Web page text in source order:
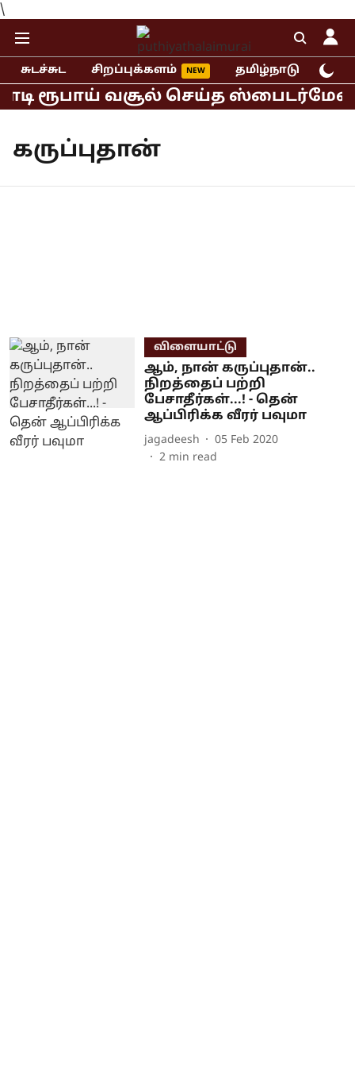
\
சுடச்சுட சிறப்புக்களம் தமிழ்நாடு
ரூபாய் வசூல் செய்த ஸ்பைடர்மேன்
கருப்புதான்
விளையாட்டு
ஆம், நான் கருப்புதான்..
நிறத்தைப் பற்றி
பேசாதீர்கள்...! - தென்
ஆப்பிரிக்க வீரர் பவுமா
jagadeesh
05 Feb 2020
2 min read